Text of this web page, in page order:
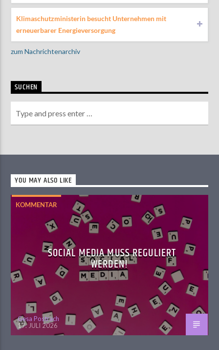
Klimaschutzministerin besucht Unternehmen mit
erneuerbarer Energieversorgung
zum Nachrichtenarchiv
SUCHEN
YOU MAY ALSO LIKE
KOMMENTAR
SOCIAL MEDIA MUSS REGULIERT
WERDEN!
Gesa Postrach
17. JULI 2026